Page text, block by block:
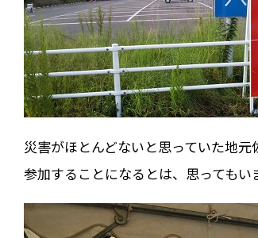
災害がほとんどないと思っていた地
参加することになるとは、思ってもい